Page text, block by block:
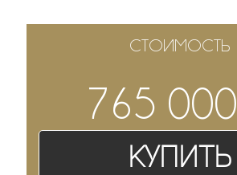
СТОИМОСТЬ
765 000
Купить